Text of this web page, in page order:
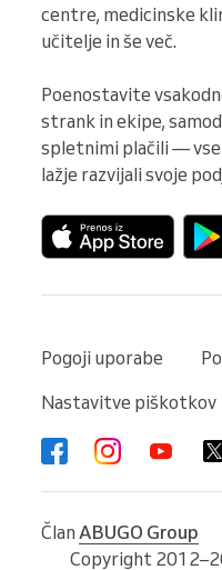
centre, medicinske
učitelje in še več.
Poenostavite
strank in ekipe,
spletnimi plačili — vse
lažje razvijali svoje
Pogoji uporabe
Nastavitve piškotkov
Član ABUGO Group
Copyright